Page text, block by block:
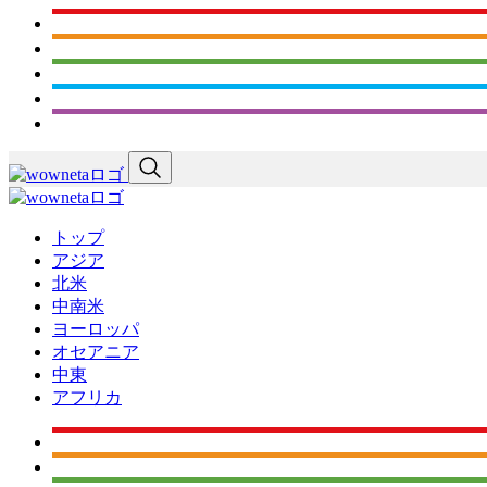
トップ
アジア
北米
中南米
ヨーロッパ
オセアニア
中東
アフリカ